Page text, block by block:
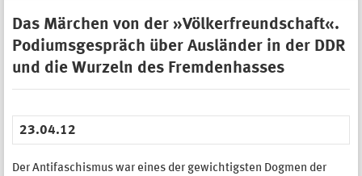
Das Märchen von der »Völkerfreundschaft«.
Podiumsgespräch über Ausländer in der DDR
und die Wurzeln des Fremdenhasses
23.04.12
Der Antifaschismus war eines der gewichtigsten Dogmen der